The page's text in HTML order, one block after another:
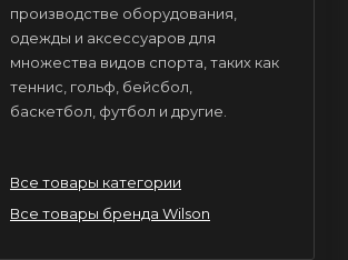
производстве оборудования,
одежды и аксессуаров для
множества видов спорта, таких как
теннис, гольф, бейсбол,
баскетбол, футбол и другие.
Все товары категории
Все товары бренда Wilson